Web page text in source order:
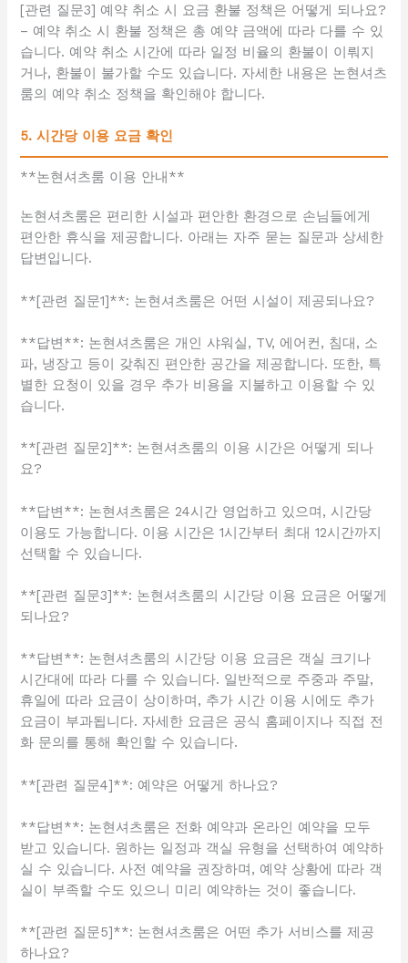
[관련 질문3] 예약 취소 시 요금 환불 정책은 어떻게 되나요?
– 예약 취소 시 환불 정책은 총 예약 금액에 따라 다를 수 있
습니다. 예약 취소 시간에 따라 일정 비율의 환불이 이뤄지
거나, 환불이 불가할 수도 있습니다. 자세한 내용은 논현셔츠
룸의 예약 취소 정책을 확인해야 합니다.
5. 시간당 이용 요금 확인
**논현셔츠룸 이용 안내**
논현셔츠룸은 편리한 시설과 편안한 환경으로 손님들에게
편안한 휴식을 제공합니다. 아래는 자주 묻는 질문과 상세한
답변입니다.
**[관련 질문1]**: 논현셔츠룸은 어떤 시설이 제공되나요?
**답변**: 논현셔츠룸은 개인 샤워실, TV, 에어컨, 침대, 소
파, 냉장고 등이 갖춰진 편안한 공간을 제공합니다. 또한, 특
별한 요청이 있을 경우 추가 비용을 지불하고 이용할 수 있
습니다.
**[관련 질문2]**: 논현셔츠룸의 이용 시간은 어떻게 되나
요?
**답변**: 논현셔츠룸은 24시간 영업하고 있으며, 시간당
이용도 가능합니다. 이용 시간은 1시간부터 최대 12시간까지
선택할 수 있습니다.
**[관련 질문3]**: 논현셔츠룸의 시간당 이용 요금은 어떻게
되나요?
**답변**: 논현셔츠룸의 시간당 이용 요금은 객실 크기나
시간대에 따라 다를 수 있습니다. 일반적으로 주중과 주말,
휴일에 따라 요금이 상이하며, 추가 시간 이용 시에도 추가
요금이 부과됩니다. 자세한 요금은 공식 홈페이지나 직접 전
화 문의를 통해 확인할 수 있습니다.
**[관련 질문4]**: 예약은 어떻게 하나요?
**답변**: 논현셔츠룸은 전화 예약과 온라인 예약을 모두
받고 있습니다. 원하는 일정과 객실 유형을 선택하여 예약하
실 수 있습니다. 사전 예약을 권장하며, 예약 상황에 따라 객
실이 부족할 수도 있으니 미리 예약하는 것이 좋습니다.
**[관련 질문5]**: 논현셔츠룸은 어떤 추가 서비스를 제공
하나요?